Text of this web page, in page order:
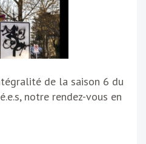
de la saison 6 du
notre rendez-vous en